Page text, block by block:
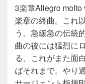
3楽章Allegro molto
楽章の終曲。これ
う。急緩急の伝統
曲の後には猛烈に
る、これがまた面
ばそれまで。やり